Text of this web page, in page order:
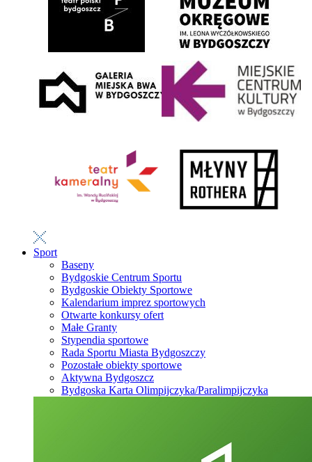
Sport
Baseny
Bydgoskie Centrum Sportu
Bydgoskie Obiekty Sportowe
Kalendarium imprez sportowych
Otwarte konkursy ofert
Małe Granty
Stypendia sportowe
Rada Sportu Miasta Bydgoszczy
Pozostałe obiekty sportowe
Aktywna Bydgoszcz
Bydgoska Karta Olimpijczyka/Paralimpijczyka